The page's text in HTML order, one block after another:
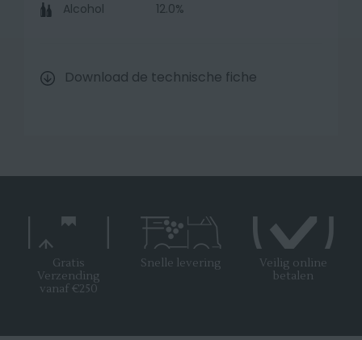
Alcohol
12.0%
Download de technische fiche
Gratis
Verzending
vanaf €250
Snelle levering
Veilig online
betalen